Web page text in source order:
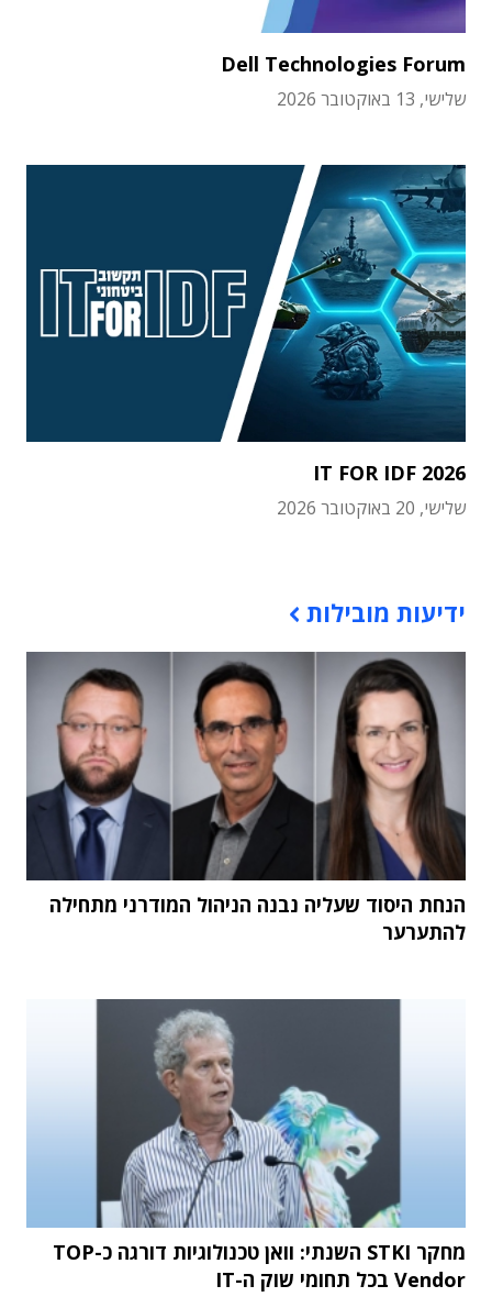
Dell Technologies Forum
שלישי, 13 באוקטובר 2026
IT FOR IDF 2026
שלישי, 20 באוקטובר 2026
ידיעות מובילות
הנחת היסוד שעליה נבנה הניהול המודרני מתחילה
להתערער
מחקר STKI השנתי: וואן טכנולוגיות דורגה כ-TOP
Vendor בכל תחומי שוק ה-IT